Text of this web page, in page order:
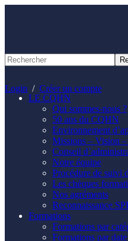
Login / Créer un compte
LE CQHN
Qui sommes-nous ?
50 ans du CQHN
Environnement
Missions – Vision –
Conseil
Notre équipe
Procédure de suivi
Les chèques
Nos agréments
Reconnaissance
Formations
Formations par
Formations par
Panneau de gestion des cookies